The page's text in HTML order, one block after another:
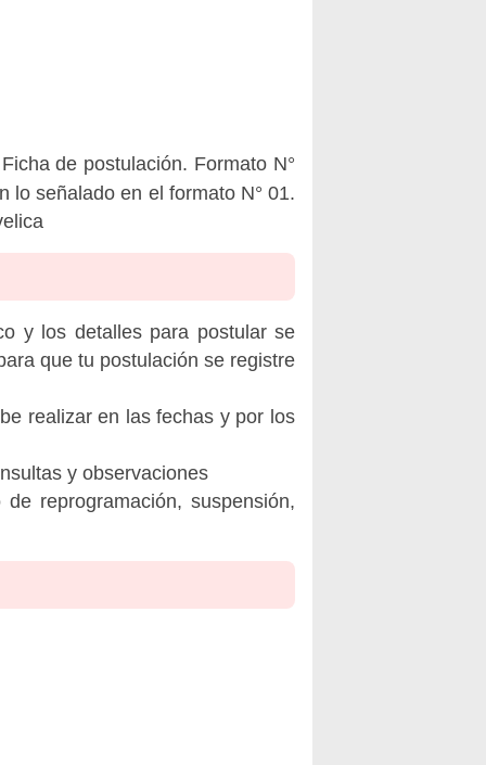
de postulación. Formato N°
lo señalado en el formato N° 01.
y los detalles para postular se
que tu postulación se registre
realizar en las fechas y por los
y observaciones
reprogramación, suspensión,